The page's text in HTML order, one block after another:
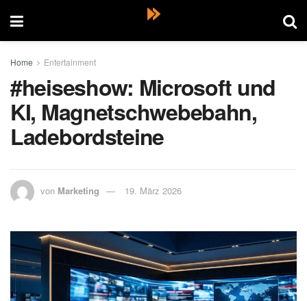
Home Entertainment
#heiseshow: Microsoft und
KI, Magnetschwebebahn,
Ladebordsteine
von Marketing 19. März 2026